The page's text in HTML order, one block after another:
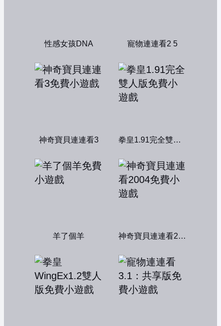
性感女孩DNA 寵物連連看2 5
神奇寶貝連連看3 拳皇1.91完全雙人版
羊了個羊 神奇寶貝連連看2004